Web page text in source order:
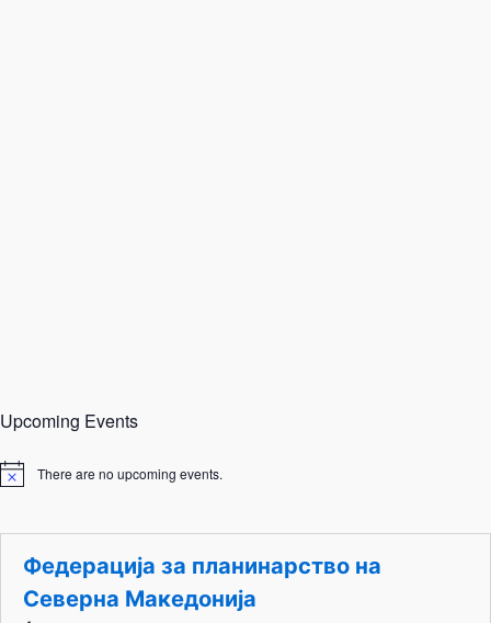
Upcoming Events
N
i
There are no upcoming events.
Федерација за планинарство на
Северна Македонија